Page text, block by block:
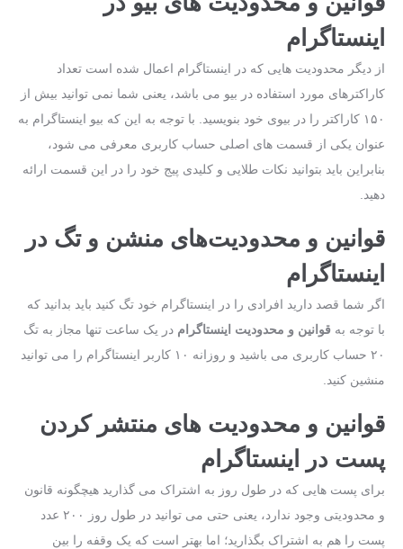
اینستاگرام
از دیگر محدودیت‌ هایی که در اینستاگرام اعمال شده ‌است تعداد
کاراکترهای مورد استفاده در بیو می ‌باشد، یعنی شما نمی‌ توانید بیش ‌از
۱۵۰ کاراکتر را در بیوی خود بنویسید. با توجه به این ‌که بیو اینستاگرام به‌
عنوان یکی از قسمت ‌های اصلی حساب کاربری معرفی می ‌شود،
بنابراین باید بتوانید نکات طلایی و کلیدی پیج خود را در این قسمت ارائه
دهید.
قوانین و محدودیت‌های منشن و تگ در
اینستاگرام
اگر شما قصد دارید افرادی را در اینستاگرام خود تگ کنید باید بدانید که
با توجه به قوانین و محدودیت اینستاگرام در یک ساعت تنها مجاز به تگ
۲۰ حساب کاربری می‌ باشید و روزانه ۱۰ کاربر اینستاگرام را می‌ توانید
منشین کنید.
قوانین و محدودیت ‌های منتشر کردن
پست در اینستاگرام
برای پست ‌هایی که در طول روز به اشتراک می‌ گذارید هیچگونه قانون
و محدودیتی وجود ندارد، یعنی حتی می‌ توانید در طول روز ۲۰۰ عدد
پست را هم به اشتراک بگذارید؛ اما بهتر است که یک وقفه را بین